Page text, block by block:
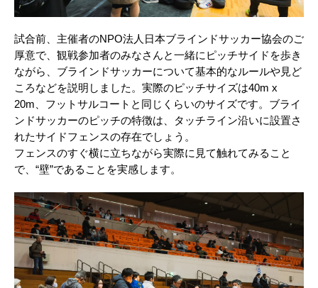
試合前、主催者のNPO法人日本ブラインドサッカー協会のご
厚意で、観戦参加者のみなさんと一緒にピッチサイドを歩き
ながら、ブラインドサッカーについて基本的なルールや見ど
ころなどを説明しました。実際のピッチサイズは40m x
20m、フットサルコートと同じくらいのサイズです。ブライ
ンドサッカーのピッチの特徴は、タッチライン沿いに設置さ
れたサイドフェンスの存在でしょう。
フェンスのすぐ横に立ちながら実際に見て触れてみること
で、“壁”であることを実感します。